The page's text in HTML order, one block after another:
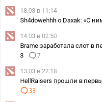
18.03 в 11:14
Sh4dowehhh о Daxak: «С
14.03 в 02:50
Brame заработала слот в
3
7
13.03 в 22:18
HellRaisers прошли в
33